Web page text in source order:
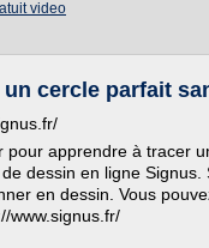
video
cercle parfait
pour apprendre à tracer
dessin en ligne Signus.
en dessin. Vous
www.signus.fr/